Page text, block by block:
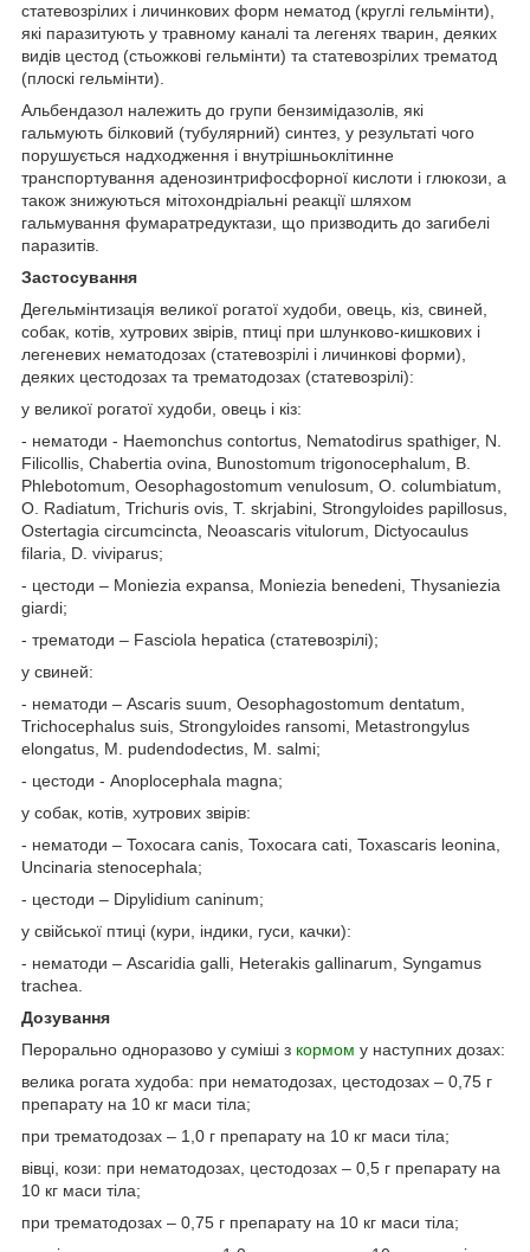
статевозрілих і личинкових форм нематод (круглі гельмінти),
які паразитують у травному каналі та легенях тварин, деяких
видів цестод (стьожкові гельмінти) та статевозрілих трематод
(плоскі гельмінти).
Альбендазол належить до групи бензимідазолів, які
гальмують білковий (тубулярний) синтез, у результаті чого
порушується надходження і внутрішньоклітинне
транспортування аденозинтрифосфорної кислоти і глюкози, а
також знижуються мітохондріальні реакції шляхом
гальмування фумаратредуктази, що призводить до загибелі
паразитів.
Застосування
Дегельмінтизація великої рогатої худоби, овець, кіз, свиней,
собак, котів, хутрових звірів, птиці при шлунково-кишкових і
легеневих нематодозах (статевозрілі і личинкові форми),
деяких цестодозах та трематодозах (статевозрілі):
у великої рогатої худоби, овець і кіз:
- нематоди - Haemonchus contortus, Nematodirus spathiger, N.
Filicollis, Chabertia ovinа, Bunostomum trigonocephalum, B.
Phlebotomum, Oesophagostomum venulosum, O. columbiatum,
O. Radiatum, Trichuris ovis, T. skrjabini, Strongyloides papillosus,
Ostertagia circumcincta, Neoascaris vitulorum, Dictyocaulus
filaria, D. viviparus;
- цестоди – Moniezia expansa, Moniezia benedeni, Thysaniezia
giardi;
- трематоди – Fasciola hepatica (статевозрілі);
у свиней:
- нематоди – Ascaris suum, Oesophagostomum dentatum,
Trichocephalus suis, Strongyloides ransomi, Metastrongylus
elongatus, M. pudendodectиs, M. salmi;
- цестоди - Anoplocephala magna;
у собак, котів, хутрових звірів:
- нематоди – Toxocara canis, Toxocara cati, Toxascaris leonina,
Uncinaria stenocephala;
- цестоди – Dipylidіum caninum;
у свійської птиці (кури, індики, гуси, качки):
- нематоди – Ascaridia galli, Heterakis gallinarum, Syngamus
trachea.
Дозування
Перорально одноразово у суміші з кормом у наступних дозах:
велика рогата худоба: при нематодозах, цестодозах – 0,75 г
препарату на 10 кг маси тіла;
при трематодозах – 1,0 г препарату на 10 кг маси тіла;
вівці, кози: при нематодозах, цестодозах – 0,5 г препарату на
10 кг маси тіла;
при трематодозах – 0,75 г препарату на 10 кг маси тіла;